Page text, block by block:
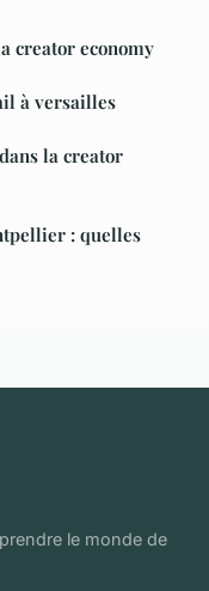
creator economy
à versailles
la creator
: quelles
le monde de